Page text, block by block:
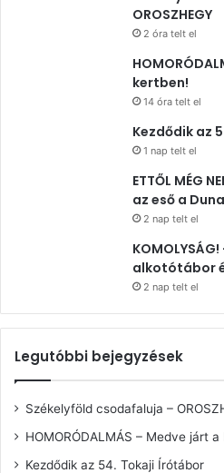
OROSZHEGY
2 óra telt el
kertben!
14 óra telt el
Kezdődik az
1 nap telt el
ETTŐL MÉG
az eső a
2 nap telt el
alkotótábor
2 nap telt el
Legutóbbi bejegyzések
Székelyföld csodafaluja –
HOMORÓDALMÁS – Medve járt
Kezdődik az 54. Tokaji Írótábor